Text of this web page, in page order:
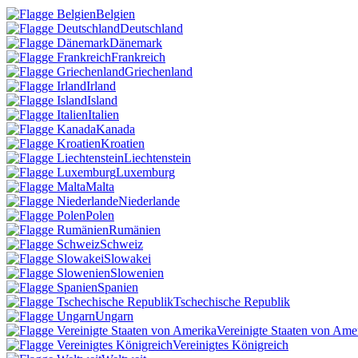
Belgien
Deutschland
Dänemark
Frankreich
Griechenland
Irland
Island
Italien
Kanada
Kroatien
Liechtenstein
Luxemburg
Malta
Niederlande
Polen
Rumänien
Schweiz
Slowakei
Slowenien
Spanien
Tschechische Republik
Ungarn
Vereinigte Staaten von
Vereinigtes Königreich